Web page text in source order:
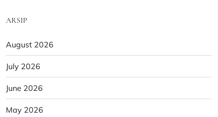
ARSIP
August 2026
July 2026
June 2026
May 2026